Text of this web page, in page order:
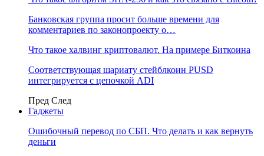
Банковская группа просит больше времени для
комментариев по законопроекту о…
Что такое халвинг криптовалют. На примере Биткоина
Соответствующая шариату стейблкоин PUSD
интегрируется с цепочкой ADI
Пред След
Гаджеты
Ошибочный перевод по СБП. Что делать и как вернуть
деньги